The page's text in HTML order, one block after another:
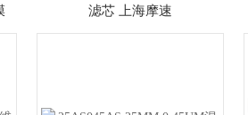
滤芯 上海摩速